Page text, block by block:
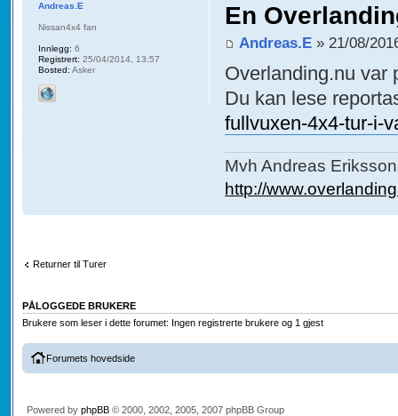
En
Andreas.E » 21/08/
Overlanding.nu var
Du kan lese
fullvuxen-4x4-tur-i-
Mvh Andreas Eriksson
http://
Andreas.E
Nissan4x4 fan
Innlegg: 6
Registrert: 25/04/2014, 13:57
Bosted: Asker
Returner til Turer
PÅLOGGEDE BRUKERE
Brukere som leser i dette forumet: Ingen registrerte brukere og 1 gjest
Forumets hovedside
Powered by phpBB© 2000, 2002, 2005, 2007 phpBB Group